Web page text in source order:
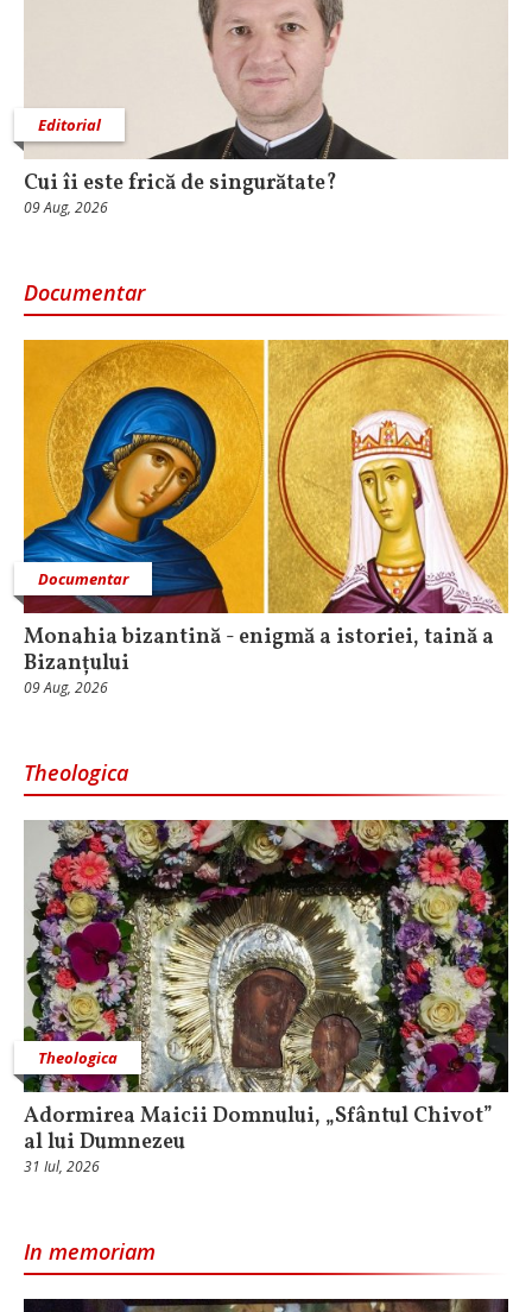
Editorial
Cui îi este frică de singurătate?
09 Aug, 2026
Documentar
Documentar
Monahia bizantină - enigmă a istoriei, taină a
Bizanțului
09 Aug, 2026
Theologica
Theologica
Adormirea Maicii Domnului, „Sfântul Chivot”
al lui Dumnezeu
31 Iul, 2026
In memoriam